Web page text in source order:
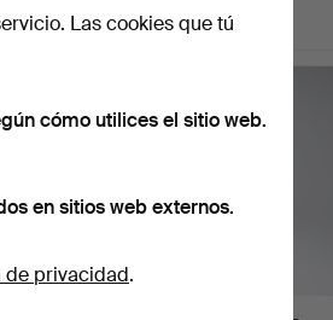
289 USD
Las cookies que tú
cómo utilices el sitio web.
en sitios web externos.
de privacidad.